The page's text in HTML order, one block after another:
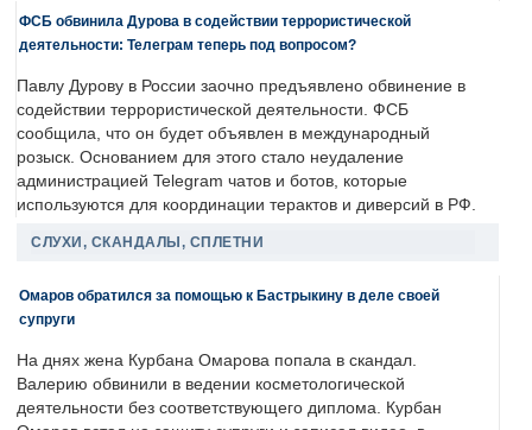
ФСБ обвинила Дурова в содействии террористической
деятельности: Телеграм теперь под вопросом?
Павлу Дурову в России заочно предъявлено обвинение в
содействии террористической деятельности. ФСБ
сообщила, что он будет объявлен в международный
розыск. Основанием для этого стало неудаление
администрацией Telegram чатов и ботов, которые
используются для координации терактов и диверсий в РФ.
СЛУХИ, СКАНДАЛЫ, СПЛЕТНИ
Омаров обратился за помощью к Бастрыкину в деле своей
супруги
На днях жена Курбана Омарова попала в скандал.
Валерию обвинили в ведении косметологической
деятельности без соответствующего диплома. Курбан